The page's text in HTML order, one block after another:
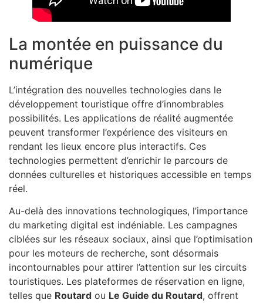
La montée en puissance du
numérique
L’intégration des nouvelles technologies dans le
développement touristique offre d’innombrables
possibilités. Les applications de réalité augmentée
peuvent transformer l’expérience des visiteurs en
rendant les lieux encore plus interactifs. Ces
technologies permettent d’enrichir le parcours de
données culturelles et historiques accessible en temps
réel.
Au-delà des innovations technologiques, l’importance
du marketing digital est indéniable. Les campagnes
ciblées sur les réseaux sociaux, ainsi que l’optimisation
pour les moteurs de recherche, sont désormais
incontournables pour attirer l’attention sur les circuits
touristiques. Les plateformes de réservation en ligne,
telles que Routard ou Le Guide du Routard, offrent